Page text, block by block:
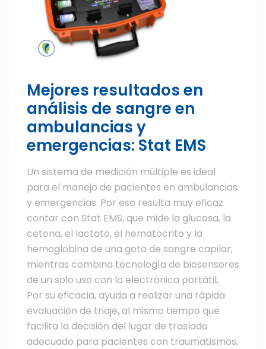
Mejores resultados en
análisis de sangre en
ambulancias y
emergencias: Stat EMS
Un sistema de medición múltiple es ideal
para el manejo de pacientes en ambulancias
y emergencias. Por eso resulta muy eficaz
contar con Stat EMS, que mide la glucosa, la
cetona, el lactato, el hematocrito y la
hemoglobina de una gota de sangre capilar;
mientras combina tecnología de biosensores
de un solo uso con la electrónica portátil,
Por su eficacia, ayuda a realizar una rápida
evaluación de triaje, al mismo tiempo que
facilita la decisión del lugar de traslado
adecuado para pacientes con traumatismos,